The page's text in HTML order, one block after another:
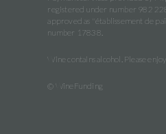
registered under number 982
approved as "établissement de
number 17838.
Wine contains alcohol. Please
© WineFunding